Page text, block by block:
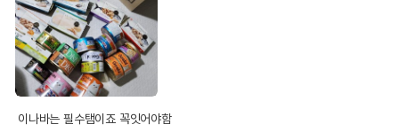
이나바는 필수탬이죠 꼭잇어야함